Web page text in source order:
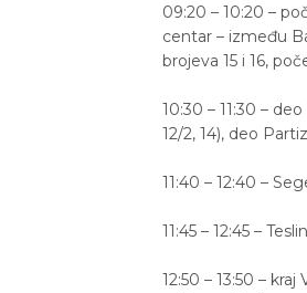
09:20 – 10:20 –
centar – između
brojeva 15 i 16,
10:30 – 11:30 –
12/2, 14), deo
11:40 – 12:40 –
11:45 – 12:45 –
12:50 – 13:50 –